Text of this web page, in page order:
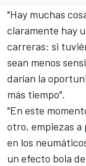
"Hay muchas
claramente hay
carreras: si
sean menos
darían la
más tiempo".
"En este
otro, empiezas
en los
un efecto bola